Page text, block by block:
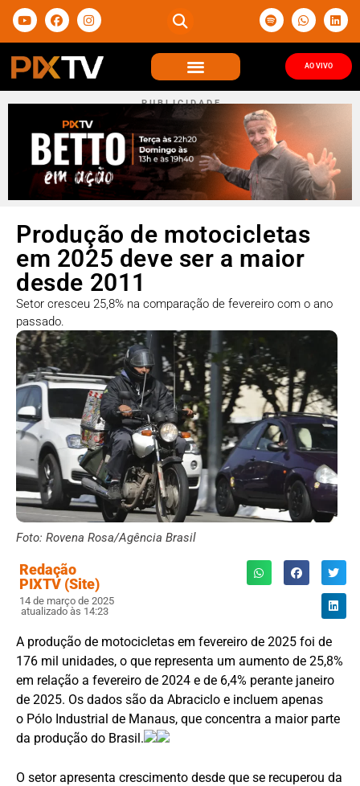
AO VIVO
P U B L I C I D A D E
Produção de motocicletas
em 2025 deve ser a maior
desde 2011
Setor cresceu 25,8% na comparação de fevereiro com o ano
passado.
Foto: Rovena Rosa/Agência Brasil
Redação
PIXTV (Site)
14 de março de 2025
atualizado às 14:23
A produção de motocicletas em fevereiro de 2025 foi de
176 mil unidades, o que representa um aumento de 25,8%
em relação a fevereiro de 2024 e de 6,4% perante janeiro
de 2025. Os dados são da Abraciclo e incluem apenas
o Pólo Industrial de Manaus, que concentra a maior parte
da produção do Brasil.
O setor apresenta crescimento desde que se recuperou da